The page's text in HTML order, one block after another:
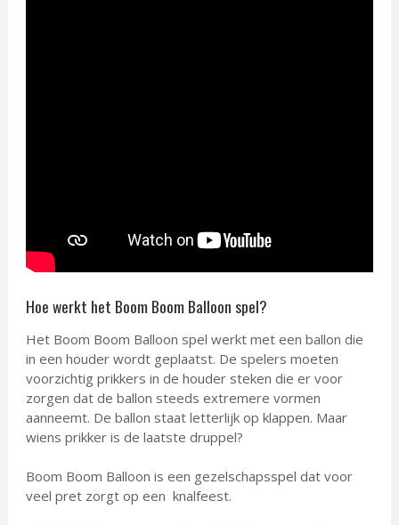
Hoe werkt het Boom Boom Balloon spel?
Het Boom Boom Balloon spel werkt met een ballon die
in een houder wordt geplaatst. De spelers moeten
voorzichtig prikkers in de houder steken die er voor
zorgen dat de ballon steeds extremere vormen
aanneemt. De ballon staat letterlijk op klappen. Maar
wiens prikker is de laatste druppel?
Boom Boom Balloon is een gezelschapsspel dat voor
veel pret zorgt op een knalfeest.